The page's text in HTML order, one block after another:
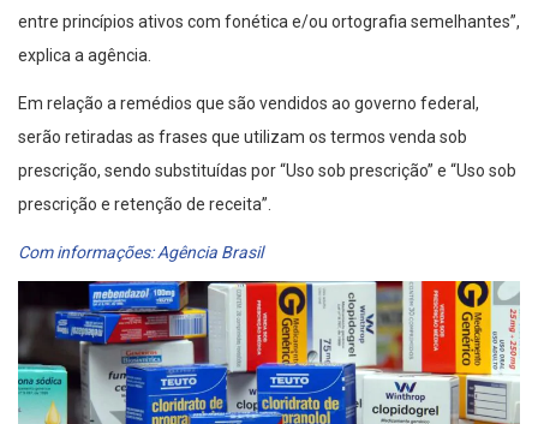
entre princípios ativos com fonética e/ou ortografia semelhantes”,
explica a agência.
Em relação a remédios que são vendidos ao governo federal,
serão retiradas as frases que utilizam os termos venda sob
prescrição, sendo substituídas por “Uso sob prescrição” e “Uso sob
prescrição e retenção de receita”.
Com informações: Agência Brasil